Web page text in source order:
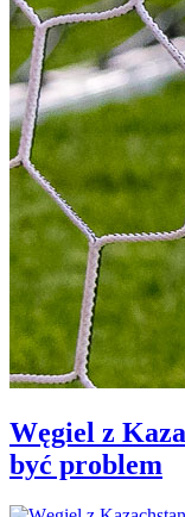
Węgiel z
być problem